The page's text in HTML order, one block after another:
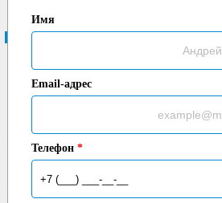
Имя
Email-адрес
Телефон *